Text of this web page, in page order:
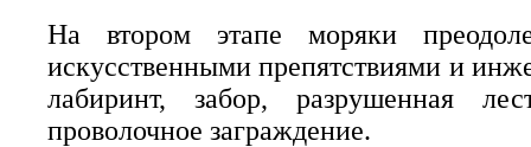
На втором этапе моряки
искусственными препятствиями и
лабиринт, забор, разрушенная
проволочное заграждение.